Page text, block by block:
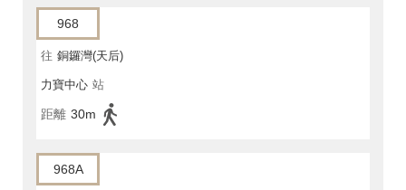
968
往 銅鑼灣(天后)
力寶中心 站
距離 30m
968A